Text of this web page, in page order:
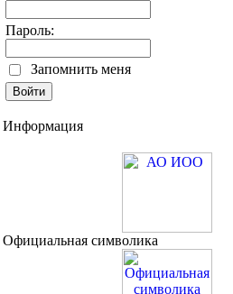
Пароль:
Запомнить меня
Информация
Официальная символика